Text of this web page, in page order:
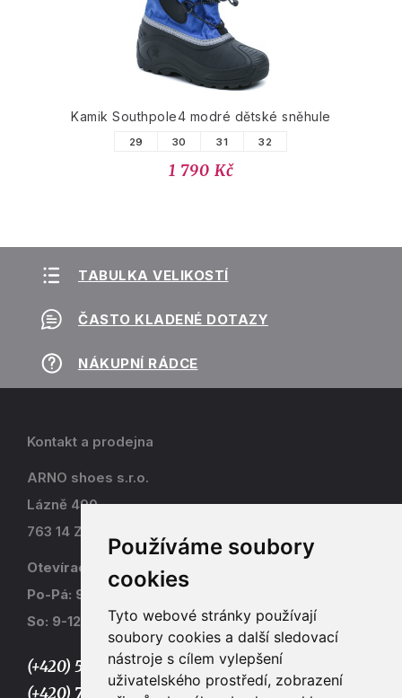
Používáme soubory
cookies
Tyto webové stránky používají
soubory cookies a další sledovací
nástroje s cílem vylepšení
uživatelského prostředí, zobrazení
Kamik Southpole4 modré dětské sněhule
29 30 31 32
1 790 Kč
TABULKA VELIKOSTÍ
ČASTO KLADENÉ DOTAZY
NÁKUPNÍ RÁDCE
Kontakt a prodejna
ARNO shoes s.r.o.
Lázně 490
763 14 Zlín - Kostelec
Otevírací doba
Po-Pá: 9-17
So: 9-12
(+420) 577 915 036,
(+420) 773 667 390